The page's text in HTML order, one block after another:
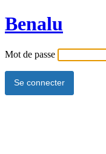
Benalu
Mot de passe